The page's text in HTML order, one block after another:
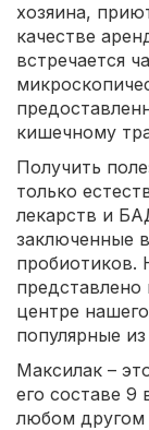
хозяина,
качестве
встречается
кишечному
Получить
только
лекарств и
заключенные
пробиотиков.
представлено
центре
популярные
Максилак –
его составе 9
любом другом